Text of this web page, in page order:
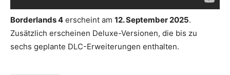
Borderlands 4 erscheint am 12. September 2025.
Zusätzlich erscheinen Deluxe-Versionen, die bis zu
sechs geplante DLC-Erweiterungen enthalten.